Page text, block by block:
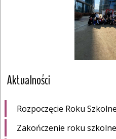
Aktualności
Rozpoczęcie Roku
Zakończenie roku